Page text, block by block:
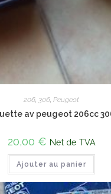
206, 306, Peugeot
av peugeot 206cc
20,00 € Net de TVA
Ajouter au panier